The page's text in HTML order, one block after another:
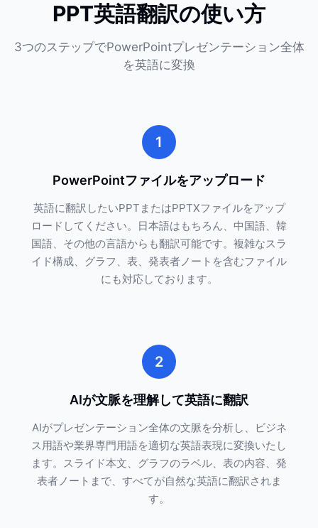
PPT英語翻訳の使い方
3つのステップでPowerPointプレゼンテーション全体
を英語に変換
1
PowerPointファイルをアップロード
英語に翻訳したいPPTまたはPPTXファイルをアップ
ロードしてください。日本語はもちろん、中国語、韓
国語、その他の言語からも翻訳可能です。複雑なスラ
イド構成、グラフ、表、発表者ノートを含むファイル
にも対応しております。
2
AIが文脈を理解して英語に翻訳
AIがプレゼンテーション全体の文脈を分析し、ビジネ
ス用語や業界専門用語を適切な英語表現に変換いたし
ます。スライド本文、グラフのラベル、表の内容、発
表者ノートまで、すべてが自然な英語に翻訳されま
す。